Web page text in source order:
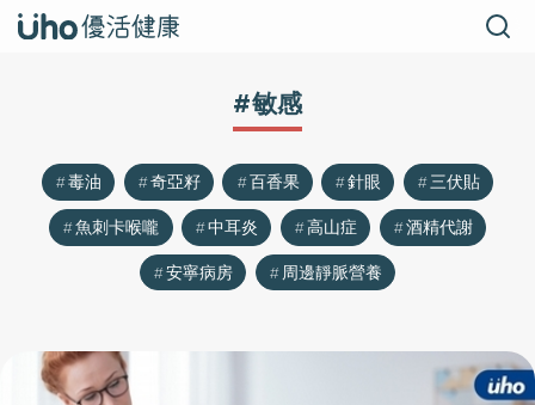
#敏感
毒油 奇亞籽 百香果 針眼
三伏貼
魚刺卡喉嚨
中耳炎 高山症
酒精代謝
安寧病房
周邊靜脈營養